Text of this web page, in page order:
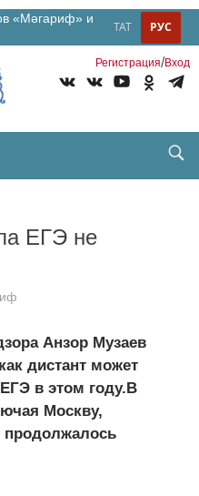
«Мәгариф» и
РУС
ТАТ
Регистрация/Вход
ЕГЭ не
Анзор Музаев
дистант может
в этом году.В
Москву,
продолжалось